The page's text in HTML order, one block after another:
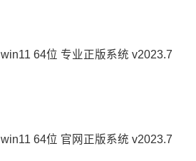
win11 64位 专业正版系统 v2023.7
win11 64位 官网正版系统 v2023.7